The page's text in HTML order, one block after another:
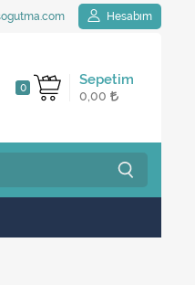
Hesabım
Sepetim
0
0,00